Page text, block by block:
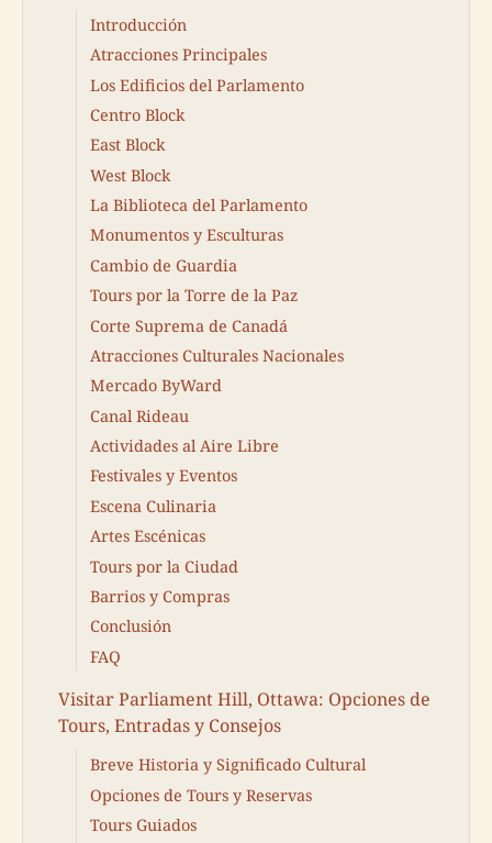
Introducción
Atracciones Principales
Los Edificios del Parlamento
Centro Block
East Block
West Block
La Biblioteca del Parlamento
Monumentos y Esculturas
Cambio de Guardia
Tours por la Torre de la Paz
Corte Suprema de Canadá
Atracciones Culturales Nacionales
Mercado ByWard
Canal Rideau
Actividades al Aire Libre
Festivales y Eventos
Escena Culinaria
Artes Escénicas
Tours por la Ciudad
Barrios y Compras
Conclusión
FAQ
Visitar Parliament Hill, Ottawa: Opciones de
Tours, Entradas y Consejos
Breve Historia y Significado Cultural
Opciones de Tours y Reservas
Tours Guiados